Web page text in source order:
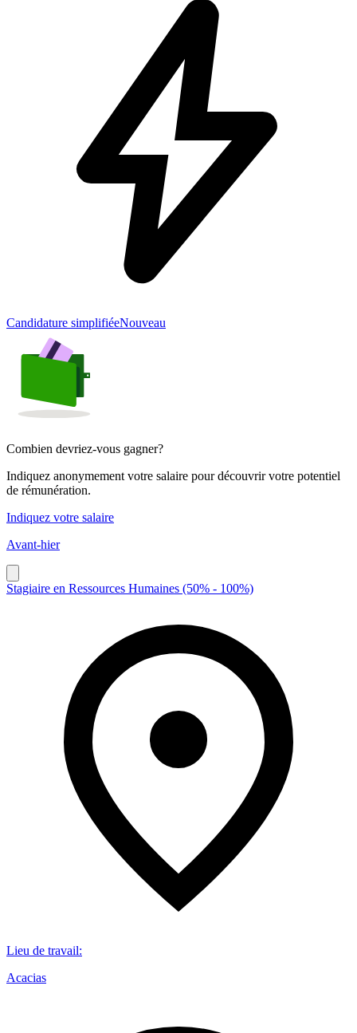
Candidature simplifiéeNouveau
Combien devriez-vous gagner?
Indiquez anonymement votre salaire pour découvrir votre potentiel
de rémunération.
Indiquez votre salaire
Avant-hier
Stagiaire en Ressources Humaines (50% - 100%)
Lieu de travail:
Acacias